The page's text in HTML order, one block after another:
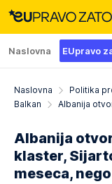
Naslovna EUpravo
Naslovna Politika
Balkan
Albanija
Albanija
klaster,
meseca,